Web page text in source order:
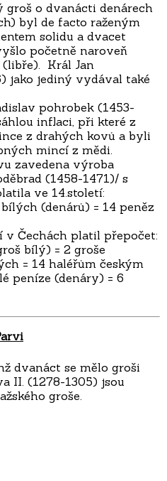
groš o dvanácti denárech
byl de facto raženým
solidu a dvacet
početně naroveň
(libře). Král Jan
jako jediný vydával také
pohrobek (1453-
inflaci, při které z
z drahých kovů a byli
mincí z mědi.
zavedena výroba
(1458-1471)/ s
ve 14.století:
(denárů) = 14 peněz
Čechách platil přepočet:
bílý) = 2 groše
= 14 haléřům českým
peníze (denáry) = 6
dvanáct se mělo groši
II. (1278-1305) jsou
groše.